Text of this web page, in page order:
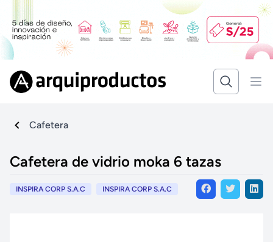
Cafetera
Cafetera de vidrio moka 6 tazas
INSPIRA CORP S.A.C INSPIRA CORP S.A.C